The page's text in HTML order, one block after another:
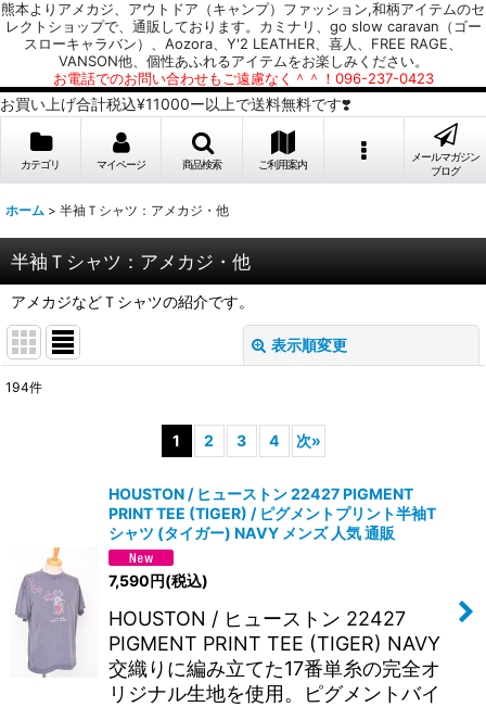
熊本よりアメカジ、アウトドア（キャンプ）ファッション,和柄アイテムのセ
レクトショップで、通販しております。カミナリ、go slow caravan（ゴー
スローキャラバン）、Aozora、Y'2 LEATHER、喜人、FREE RAGE、
VANSON他、個性あふれるアイテムをお楽しみください。
お電話でのお問い合わせもご遠慮なく＾＾！096-237-0423
お買い上げ合計税込¥11000ー以上で送料無料です❣️
カテゴリ マイページ 商品検索 ご利用案内
メールマガジン
ブログ
ホーム > 半袖Ｔシャツ：アメカジ・他
半袖Ｔシャツ：アメカジ・他
アメカジなどＴシャツの紹介です。
表示順変更
絞り込む
194件
1 2 3 4 次»
HOUSTON / ヒューストン 22427 PIGMENT
PRINT TEE (TIGER) / ピグメントプリント半袖T
シャツ (タイガー) NAVY メンズ 人気 通販
7,590円(税込)
HOUSTON / ヒューストン 22427
PIGMENT PRINT TEE (TIGER) NAVY
交織りに編み立てた17番単糸の完全オ
リジナル生地を使用。ピグメントバイ